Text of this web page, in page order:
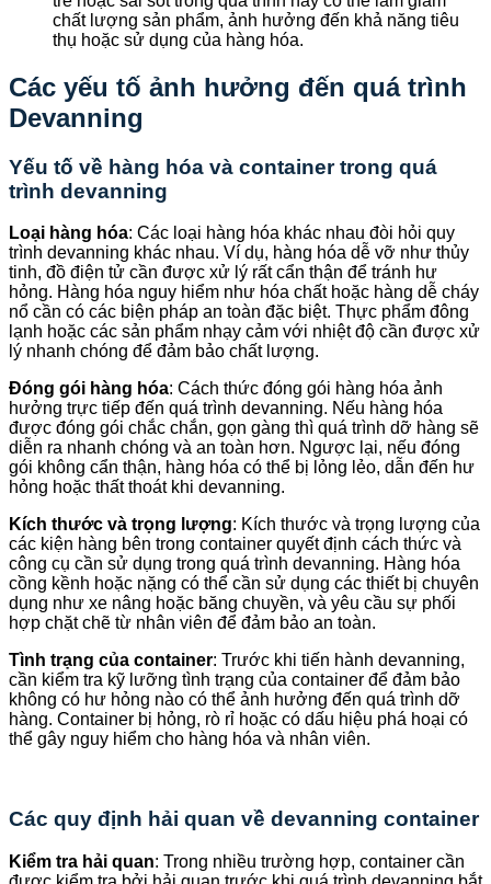
chất lượng sản phẩm, ảnh hưởng đến khả năng tiêu
thụ hoặc sử dụng của hàng hóa.
Các yếu tố ảnh hưởng đến quá trình
Devanning
Yếu tố về hàng hóa và container trong quá
trình devanning
Loại hàng hóa: Các loại hàng hóa khác nhau đòi hỏi quy
trình devanning khác nhau. Ví dụ, hàng hóa dễ vỡ như thủy
tinh, đồ điện tử cần được xử lý rất cẩn thận để tránh hư
hỏng. Hàng hóa nguy hiểm như hóa chất hoặc hàng dễ cháy
nổ cần có các biện pháp an toàn đặc biệt. Thực phẩm đông
lạnh hoặc các sản phẩm nhạy cảm với nhiệt độ cần được xử
lý nhanh chóng để đảm bảo chất lượng.
Đóng gói hàng hóa: Cách thức đóng gói hàng hóa ảnh
hưởng trực tiếp đến quá trình devanning. Nếu hàng hóa
được đóng gói chắc chắn, gọn gàng thì quá trình dỡ hàng sẽ
diễn ra nhanh chóng và an toàn hơn. Ngược lại, nếu đóng
gói không cẩn thận, hàng hóa có thể bị lỏng lẻo, dẫn đến hư
hỏng hoặc thất thoát khi devanning.
Kích thước và trọng lượng: Kích thước và trọng lượng của
các kiện hàng bên trong container quyết định cách thức và
công cụ cần sử dụng trong quá trình devanning. Hàng hóa
cồng kềnh hoặc nặng có thể cần sử dụng các thiết bị chuyên
dụng như xe nâng hoặc băng chuyền, và yêu cầu sự phối
hợp chặt chẽ từ nhân viên để đảm bảo an toàn.
Tình trạng của container: Trước khi tiến hành devanning,
cần kiểm tra kỹ lưỡng tình trạng của container để đảm bảo
không có hư hỏng nào có thể ảnh hưởng đến quá trình dỡ
hàng. Container bị hỏng, rò rỉ hoặc có dấu hiệu phá hoại có
thể gây nguy hiểm cho hàng hóa và nhân viên.
Các quy định hải quan về devanning container
Kiểm tra hải quan: Trong nhiều trường hợp, container cần